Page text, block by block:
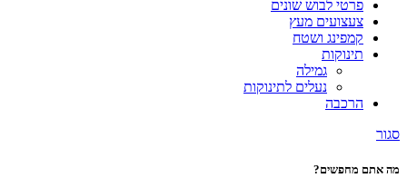
פרטי לבוש שונים
צעצועים מעץ
קמפינג ושטח
תינוקות
גמילה
נעלים לתינוקות
הרכבה
סגור
מה אתם מחפשים?